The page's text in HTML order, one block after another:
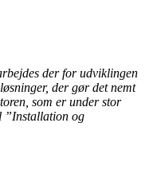
der for udviklingen
der gør det nemt
som er under stor
”Installation og